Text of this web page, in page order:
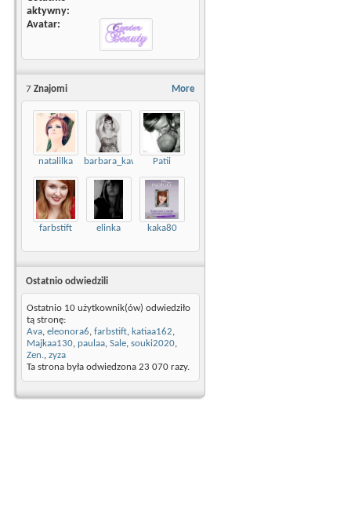
aktywny
Avatar
More
7 Znajomi
natalilka barbara_kawka Patii
farbstift elinka kaka80
Ostatnio odwiedzili
Ostatnio 10 użytkownik(ów) odwiedziło
tą stronę:
Ava, eleonora6, farbstift, katiaa162,
Majkaa130, paulaa, Sale, souki2020,
Zen., zyza
Ta strona była odwiedzona 23 070 razy.